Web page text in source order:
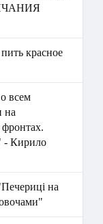
красное
всем
на
- Кирило
на